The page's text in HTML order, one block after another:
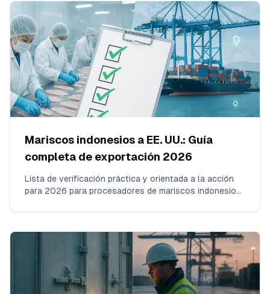
Mariscos indonesios a EE. UU.: Guía
completa de exportación 2026
Lista de verificación práctica y orientada a la acción
para 2026 para procesadores de mariscos indonesios
retenciones en puerto. Redactado por el Equipo
Indonesia‑Seafood con años de experiencia real en